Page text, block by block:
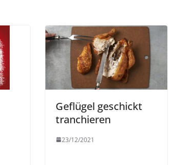
Geflügel geschickt
tranchieren
23/12/2021